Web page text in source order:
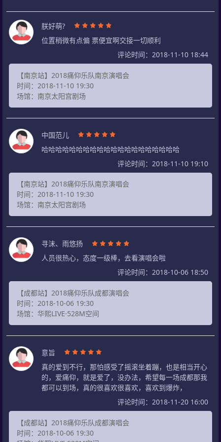
朕好萌?
位置稍微有点偏 票便宜啊交接一切顺利
评论时间：2018-11-10 18:44
【南京站】2018痛仰乐队南京演唱会
时间：2018-11-10 19:30
场馆：南京太阳宫剧场
中国范儿
哈哈哈哈哈哈哈哈哈哈哈哈哈哈哈哈哈哈哈哈
评论时间：2018-11-10 19:10
【南京站】2018痛仰乐队南京演唱会
时间：2018-11-10 19:30
场馆：南京太阳宫剧场
寻沫、雨悠扬
人员很热心，态度一级棒，去看演唱会啦
评论时间：2018-10-06 18:50
【成都站】2018痛仰乐队成都演唱会
时间：2018-10-06 19:30
场馆：华熙LIVE·528M空间
意旨
真的爱到不行，那怕感受了摇滚坐着蹦，也是相当开心
的，爱痛仰，就是爱了，没办法，希望每一场成都那我
都可以到场，真的很喜欢很喜欢，喜欢到爆炸，
评论时间：2018-11-20 16:00
【成都站】2018痛仰乐队成都演唱会
时间：2018-10-06 19:30